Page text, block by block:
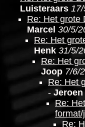
Luisteraars
Re: Het grote
Marcel 30/5/
Re: Het
Henk 31/5/
Re: Het
Joop 7/6/
Re: Het
- Jeroen
Re:
Re: